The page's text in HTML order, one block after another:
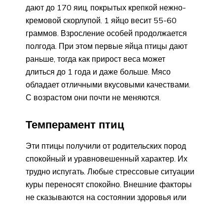
дают до 170 яиц, покрытых крепкой нежно-
кремовой скорлупой. 1 яйцо весит 55-60
граммов. Взросление особей продолжается
полгода. При этом первые яйца птицы дают
раньше, тогда как прирост веса может
длиться до 1 года и даже больше. Мясо
обладает отличными вкусовыми качествами.
С возрастом они почти не меняются.
Темперамент птиц
Эти птицы получили от родительских пород
спокойный и уравновешенный характер. Их
трудно испугать. Любые стрессовые ситуации
куры переносят спокойно. Внешние факторы
не сказываются на состоянии здоровья или